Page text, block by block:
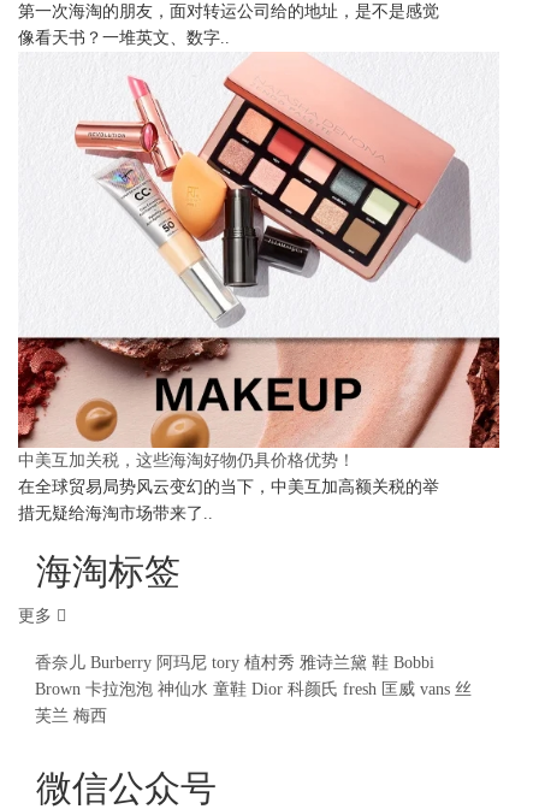
第一次海淘的朋友，面对转运公司给的地址，是不是感觉
像看天书？一堆英文、数字..
中美互加关税，这些海淘好物仍具价格优势！
在全球贸易局势风云变幻的当下，中美互加高额关税的举
措无疑给海淘市场带来了..
海淘标签
更多
香奈儿 Burberry 阿玛尼 tory 植村秀 雅诗兰黛 鞋 Bobbi
Brown 卡拉泡泡 神仙水 童鞋 Dior 科颜氏 fresh 匡威 vans 丝
芙兰 梅西
微信公众号